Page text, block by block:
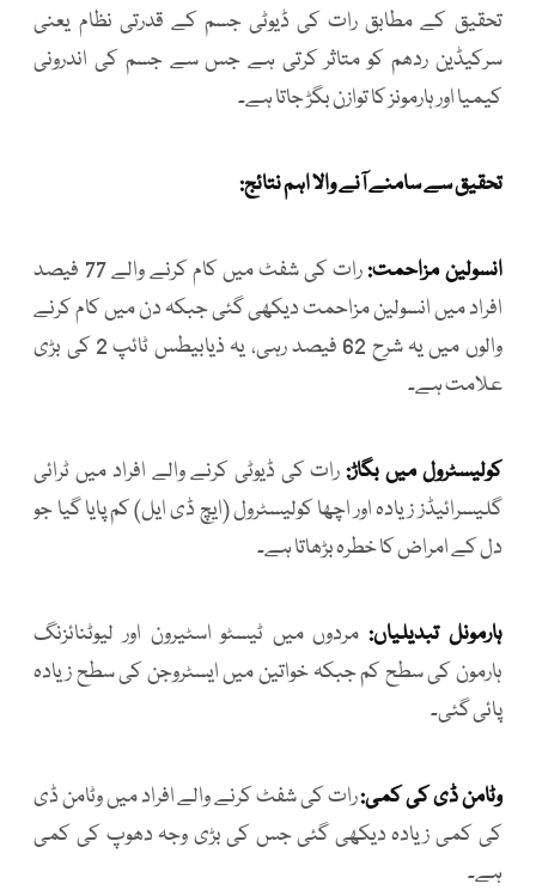
تحقیق کے مطابق رات کی ڈیوٹی جسم کے قدرتی نظام یعنی
سرکیڈین ردھم کو متاثر کرتی ہے جس سے جسم کی اندرونی
کیمیا اور ہارمونز کا توازن بگڑ جاتا ہے۔
تحقیق سے سامنے آنے والا اہم نتائج:
انسولین مزاحمت:
رات کی شفٹ میں کام کرنے والے 77 فیصد
افراد میں انسولین مزاحمت دیکھی گئی جبکہ دن میں کام کرنے
والوں میں یہ شرح 62 فیصد رہی، یہ ذیابیطس ٹائپ 2 کی بڑی
علامت ہے۔
کولیسٹرول میں بگاڑ:رات کی ڈیوٹی کرنے والے افراد میں ٹرائی
گلیسرائیڈز زیادہ اور اچھا کولیسٹرول (ایچ ڈی ایل) کم پایا گیا جو
دل کے امراض کا خطرہ بڑھاتا ہے۔
ہارمونل تبدیلیاں: مردوں میں ٹیسٹو اسٹیرون اور لیوٹنائزنگ
ہارمون کی سطح کم جبکہ خواتین میں ایسٹروجن کی سطح زیادہ
پائی گئی۔
وٹامن ڈی کی کمی:رات کی شفٹ کرنے والے افراد میں وٹامن ڈی
کی کمی زیادہ دیکھی گئی جس کی بڑی وجہ دھوپ کی کمی
ہے۔